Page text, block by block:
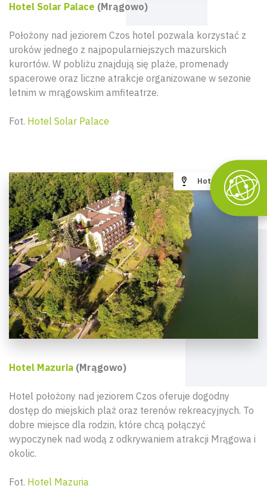
Hotel Solar Palace (Mrągowo)
Położony nad jeziorem Czos hotel pozwala korzystać z
uroków jednego z najpopularniejszych mazurskich
kurortów. W pobliżu znajdują się plaże, promenady
spacerowe oraz liczne atrakcje organizowane w sezonie
letnim w mrągowskim amfiteatrze.
Fot. Hotel Solar Palace
Hotel Mazuria (Mrągowo)
Hotel położony nad jeziorem Czos oferuje dogodny
dostęp do miejskich plaż oraz terenów rekreacyjnych. To
dobre miejsce dla rodzin, które chcą połączyć
wypoczynek nad wodą z odkrywaniem atrakcji Mrągowa i
okolic.
Fot. Hotel Mazuria
Hotel Mazuria